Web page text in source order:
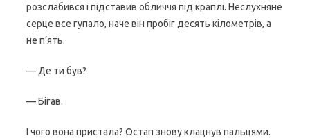
розслабився і підставив обличчя під краплі. Неслухняне
серце все гупало, наче він пробіг десять кілометрів, а
не п’ять.
— Де ти був?
— Бігав.
І чого вона пристала? Остап знову клацнув пальцями.